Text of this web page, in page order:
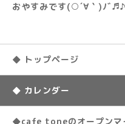
おやすみです(○´∀｀)ﾉﾞ
◆ トップページ
◆ カレンダー
◆cafe toneのオープン